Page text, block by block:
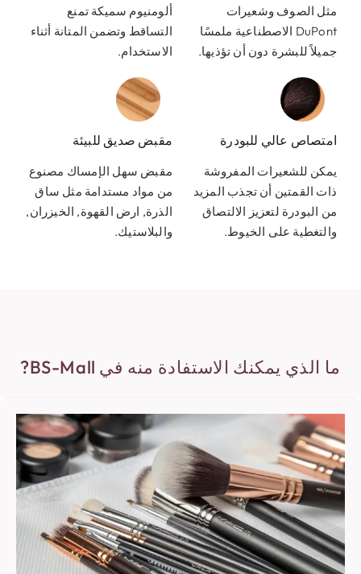
مثل الصوف وشعيرات
DuPont الاصطناعية ملمسًا
جميلاً للبشرة دون أن تؤذيها.
امتصاص عالي للبودرة
يمكن للشعيرات المفروشة
ذات القمتين أن تجذب المزيد
من البودرة لتعزيز الالتصاق
والتغطية على الخيوط.
ألومنيوم سميكة تمنع
التساقط وتضمن المتانة أثناء
الاستخدام.
مقبض صديق للبيئة
مقبض سهل الإمساك مصنوع
من مواد مستدامة مثل ساق
الذرة, ارض القهوة, الخيزران,
والبلاستيك.
ما الذي يمكنك الاستفادة منه في BS-Mall?